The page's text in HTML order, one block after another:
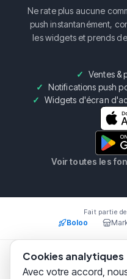
Ne rate plus aucune
push instantanément,
les widgets et prends
Ventes &
Notifications push
Widgets d'écran
Voir toutes les
Fait partie
Boloo
Boloo B.V. · KvK75993228
301,
Cookies analytiques
Avec votre accord,